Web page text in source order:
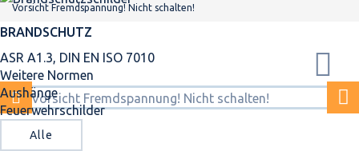
BRANDSCHUTZ
ASR A1.3, DIN EN ISO 7010
Weitere Normen
Aushänge
Feuerwehrschilder
Alle
Vorsicht Fremdspannung! Nicht schalten!